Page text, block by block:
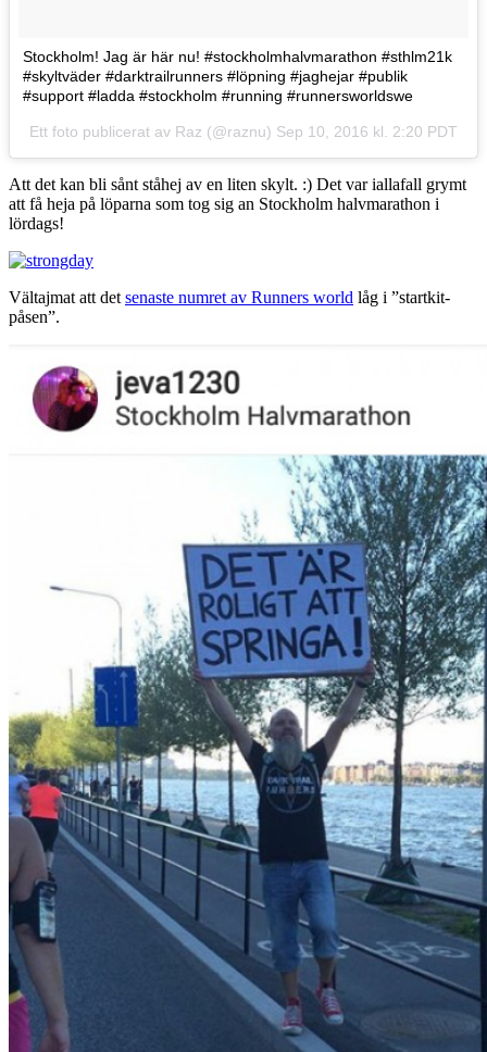
Stockholm! Jag är här nu! #stockholmhalvmarathon #sthlm21k
#skyltväder #darktrailrunners #löpning #jaghejar #publik
#support #ladda #stockholm #running #runnersworldswe
Ett foto publicerat av Raz (@raznu) Sep 10, 2016 kl. 2:20 PDT
Att det kan bli sånt ståhej av en liten skylt. :) Det var iallafall grymt
att få heja på löparna som tog sig an Stockholm halvmarathon i
lördags!
Vältajmat att det senaste numret av Runners world låg i ”startkit-
påsen”.